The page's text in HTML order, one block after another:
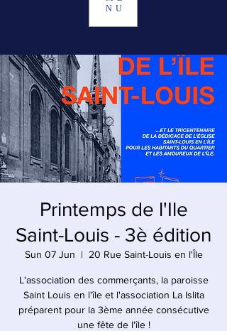
NU
Printemps de l'Ile
Saint-Louis - 3è édition
Sun 07 Jun
  |
20 Rue Saint-Louis en l'Île
L'association des commerçants, la paroisse
Saint Louis en l'île et l'association La Islita
préparent pour la 3ème année consécutive
une fête de l'île !